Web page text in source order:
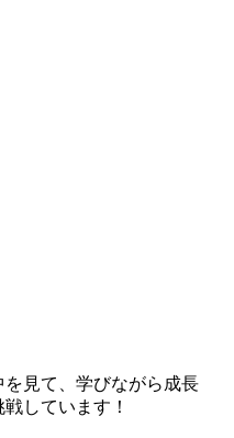
見て、学びながら成長
しています！